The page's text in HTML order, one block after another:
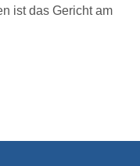
ist das Gericht am